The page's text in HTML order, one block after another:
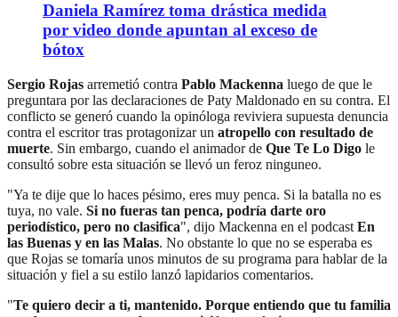
Daniela Ramírez toma drástica medida
por video donde apuntan al exceso de
bótox
Sergio Rojas arremetió contra Pablo Mackenna luego de que le
preguntara por las declaraciones de Paty Maldonado en su contra. El
conflicto se generó cuando la opinóloga reviviera supuesta denuncia
contra el escritor tras protagonizar un atropello con resultado de
muerte. Sin embargo, cuando el animador de Que Te Lo Digo le
consultó sobre esta situación se llevó un feroz ninguneo.
"Ya te dije que lo haces pésimo, eres muy penca. Si la batalla no es
tuya, no vale. Si no fueras tan penca, podría darte oro
periodístico, pero no clasifica", dijo Mackenna en el podcast En
las Buenas y en las Malas. No obstante lo que no se esperaba es
que Rojas se tomaría unos minutos de su programa para hablar de la
situación y fiel a su estilo lanzó lapidarios comentarios.
"Te quiero decir a ti, mantenido. Porque entiendo que tu familia